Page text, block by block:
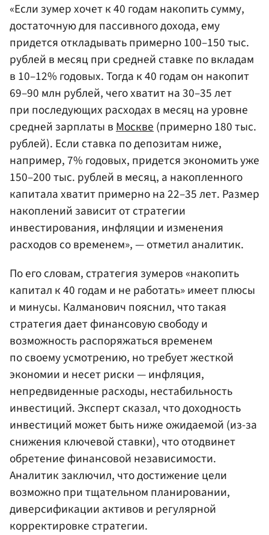
«Если зумер хочет к 40 годам накопить сумму,
достаточную для пассивного дохода, ему
придется откладывать примерно 100–150 тыс.
рублей в месяц при средней ставке по вкладам
в 10–12% годовых. Тогда к 40 годам он накопит
69–90 млн рублей, чего хватит на 30–35 лет
при последующих расходах в месяц на уровне
средней зарплаты вМоскве(примерно 180 тыс.
рублей). Если ставка по депозитам ниже,
например, 7% годовых, придется экономить уже
150–200 тыс. рублей в месяц, а накопленного
капитала хватит примерно на 22–35 лет. Размер
накоплений зависит от стратегии
инвестирования, инфляции и изменения
расходов со временем», — отметил аналитик.
По его словам, стратегия зумеров «накопить
капитал к 40 годам и не работать» имеет плюсы
и минусы. Калманович пояснил, что такая
стратегия дает финансовую свободу и
возможность распоряжаться временем
по своему усмотрению, но требует жесткой
экономии и несет риски — инфляция,
непредвиденные расходы, нестабильность
инвестиций. Эксперт сказал, что доходность
инвестиций может быть ниже ожидаемой (из-за
снижения ключевой ставки), что отодвинет
обретение финансовой независимости.
Аналитик заключил, что достижение цели
возможно при тщательном планировании,
диверсификации активов и регулярной
корректировке стратегии.